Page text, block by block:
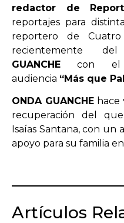
redactor de
reportajes para
reportero de Cuatro
recientemente
GUANCHE con el
audiencia “Más que
ONDA GUANCHE hace
recuperación del
Isaías Santana, con
apoyo para su familia
Artículos